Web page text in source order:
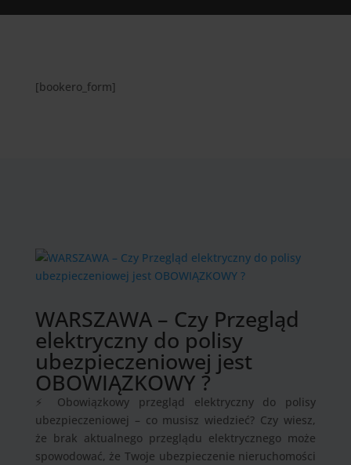
[bookero_form]
WARSZAWA – Czy Przegląd
elektryczny do polisy
ubezpieczeniowej jest
OBOWIĄZKOWY ?
⚡ Obowiązkowy przegląd elektryczny do polisy
ubezpieczeniowej – co musisz wiedzieć? Czy wiesz,
że brak aktualnego przeglądu elektrycznego może
spowodować, że Twoje ubezpieczenie nieruchomości